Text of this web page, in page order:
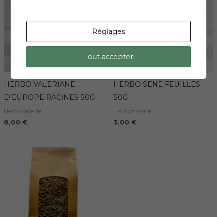
HERBO VALERIANE
D’EUROPE RACINES 50G
Herboristerie
8,00 €
HERBO SENE FEUILLES
50G
Herboristerie
3,00 €
Réglages
Tout accepter